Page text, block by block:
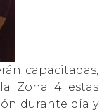
capacitadas,
Zona 4 estas
durante día y